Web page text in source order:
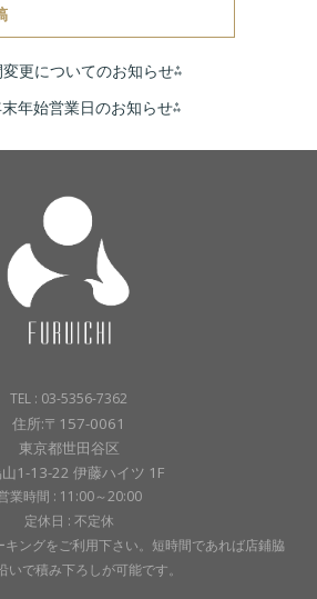
更についてのお知らせ⁂
年始営業日のお知らせ⁂
TEL : 03-5356-7362
住所:〒157-0061
東京都世田谷区
1-13-22 伊藤ハイツ 1F
業時間 : 11:00～20:00
定休日 : 不定休
ングをご利用下さい。短時間であれば店鋪脇
いで積み下ろしが可能です。